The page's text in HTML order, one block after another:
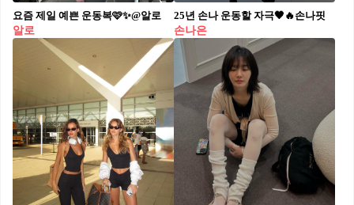
요즘 제일 예쁜 운동복🩷✨@알로
알로
25년 손나 운동할 자극🖤🔥손나핏
손나은